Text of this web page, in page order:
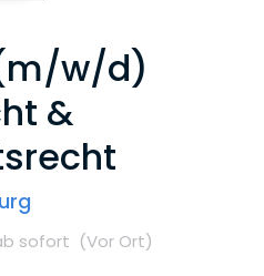
w/d)
&
sofort (Vor Ort)